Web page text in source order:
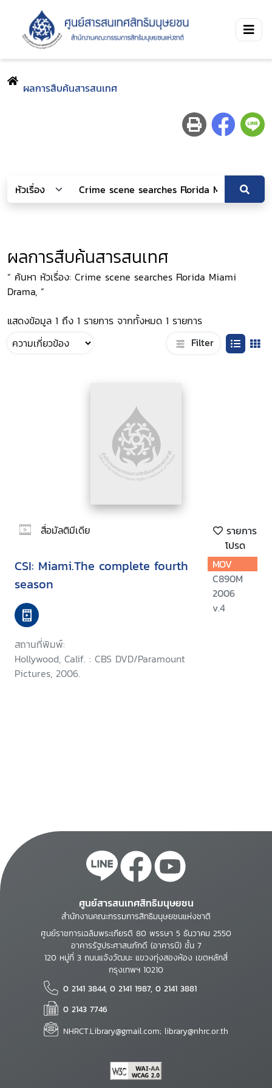
ผลการสืบค้นสารสนเทศ
ผลการสืบค้นสารสนเทศ
“ ค้นหา หัวเรื่อง: Crime scene searches Florida Miami
Drama, ”
แสดงข้อมูล 1 ถึง 1 รายการ จากทั้งหมด 1 รายการ
Filter
สื่อมัลติมีเดีย
รายการ
โปรด
CSI: Miami.The complete fourth
season
สถานที่พิมพ์:
Hollywood, Calif. : CBS DVD/Paramount
Pictures, 2006.
MOV
C890M
2006
v.4
ศูนย์สารสนเทศสิทธิมนุษยชน
สำนักงานคณะกรรมการสิทธิมนุษยชนแห่งชาติ
ศูนย์ราชการเฉลิมพระเกียรติ 80 พรรษา 5 ธันวาคม 2550
อาคารรัฐประศาสนภักดี (อาคารบี) ชั้น 7
120 หมู่ที่ 3 ถนนแจ้งวัฒนะ แขวงทุ่งสองห้อง เขตหลักสี่
กรุงเทพฯ 10210
0 2141 3844, 0 2141 1987, 0 2141 3881
0 2143 7746
NHRCT.Library@gmail.com; library@nhrc.or.th